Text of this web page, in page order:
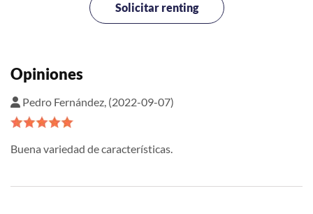
Solicitar renting
Opiniones
Pedro Fernández, (2022-09-07)
Buena variedad de características.